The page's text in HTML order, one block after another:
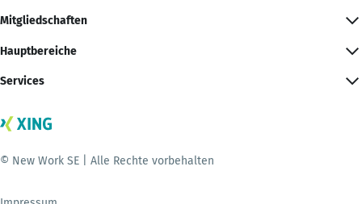
Mitgliedschaften
Hauptbereiche
Services
© New Work SE | Alle Rechte vorbehalten